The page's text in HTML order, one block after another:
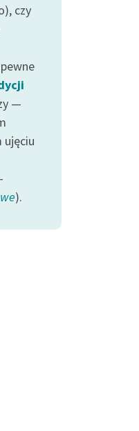
czy
—
ujęciu
).